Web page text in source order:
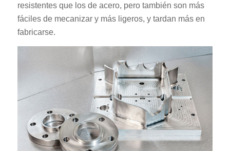
resistentes que los de acero, pero también son más
fáciles de mecanizar y más ligeros, y tardan más en
fabricarse.